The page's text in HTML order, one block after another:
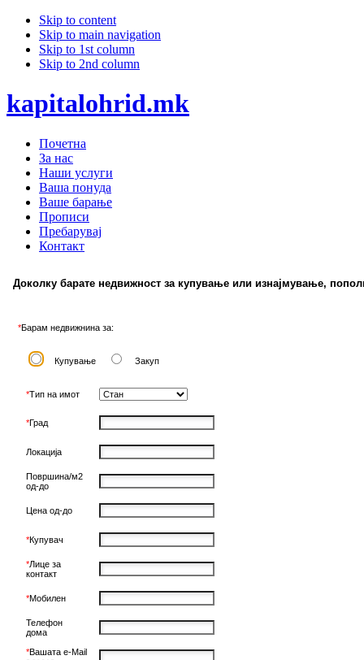
Skip to content
Skip to main navigation
Skip to 1st column
Skip to 2nd column
kapitalohrid.mk
Почетна
За нас
Наши услуги
Ваша понуда
Ваше барање
Прописи
Пребарувај
Контакт